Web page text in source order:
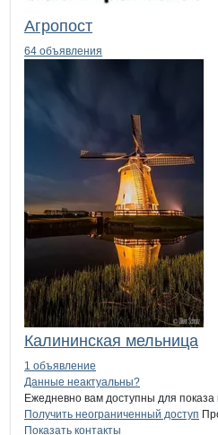
Агропост
64 объявления
Калининская мельница
1 объявление
Контактыкомпании
+7(800)000-00-..
Данные неактуальны?
Ежедневно вам доступны для
Получить неограниченный доступ
Показать контакты